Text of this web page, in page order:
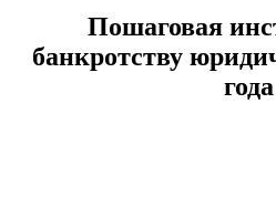
Пошаговая
банкротству
года